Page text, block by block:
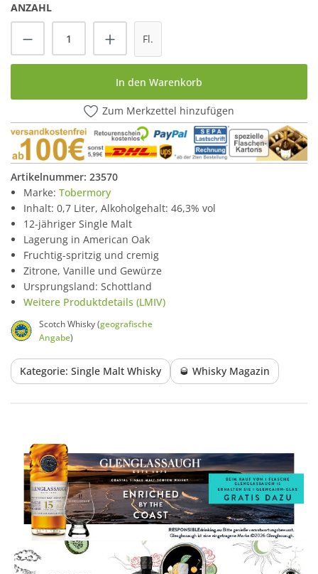
ANZAHL
Produkt Anzahl: Gib den gewünschten
Fl.
In den Warenkorb
Zum Merkzettel hinzufügen
Artikelnummer: 23570
Marke: Tobermory
Inhalt: 0,7 Liter, Alkoholgehalt: 46,3% vol
12-jähriger Single Malt
Lagerung in American Oak
Fruchtig-spritzig und cremig
Zitrone, Vanille und Gewürze
Ursprungsland: Schottland
Weitere Produktdetails (LMIV)
Scotch Whisky (geografische
Angabe)
Kategorie: Single Malt Whisky 🥃 Whisky Magazin